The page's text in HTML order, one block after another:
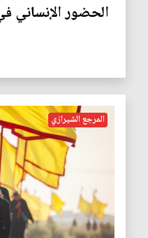
الحضور الإنساني
المرجع الشيرازي